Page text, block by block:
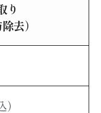
り
去）